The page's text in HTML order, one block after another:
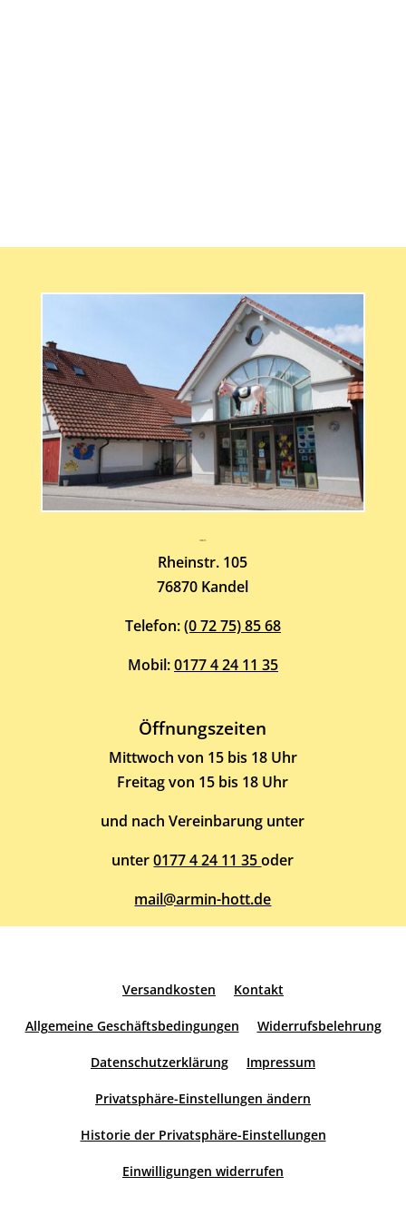
Rheinstr. 105
76870 Kandel
Telefon:(0 72 75) 85 68
Mobil:0177 4 24 11 35
Öffnungszeiten
Mittwoch von 15 bis 18 Uhr
Freitag von 15 bis 18 Uhr
und nach Vereinbarung unter
unter0177 4 24 11 35oder
mail@armin-hott.de
Versandkosten Kontakt
Allgemeine Geschäftsbedingungen Widerrufsbelehrung
Datenschutzerklärung Impressum
Privatsphäre-Einstellungen ändern
Historie der Privatsphäre-Einstellungen
Einwilligungen widerrufen